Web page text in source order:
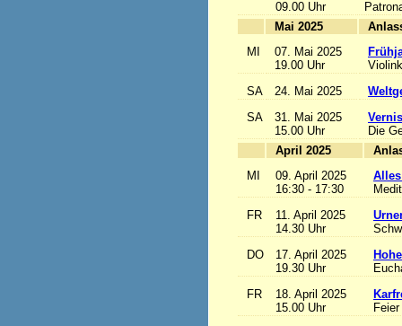
09.00 Uhr
Mai 2025
MI
07. Mai 2025
19.00 Uhr
SA
24. Mai 2025
SA
31. Mai 2025
15.00 Uhr
Die
April 2025
MI
09. April 2025
16:30 - 17:30
FR
11. April 2025
14.30 Uhr
DO
17. April 2025
19.30 Uhr
FR
18. April 2025
15.00 Uhr